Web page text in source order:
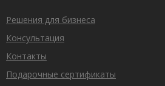
Решения для бизнеса
Консультация
Контакты
Подарочные сертификаты